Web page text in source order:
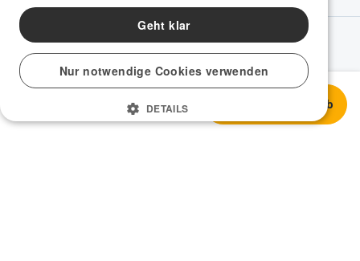
Sehr gut
In den Warenkorb
© 2009-2026 rebuy recommerce GmbH.
Gebraucht verkaufen - gebraucht kaufen.
Geht klar
Nur notwendige Cookies verwenden
DETAILS